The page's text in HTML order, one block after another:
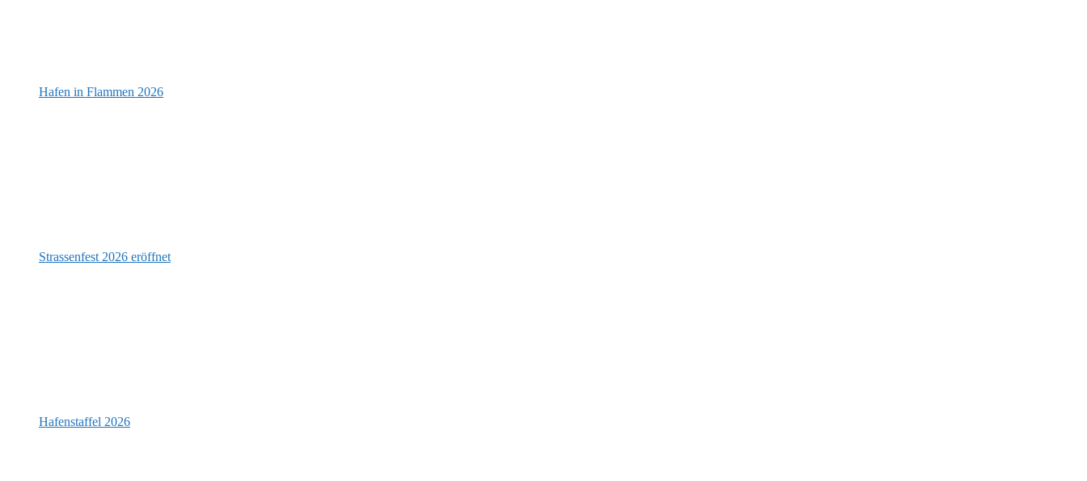
Hafen in Flammen 2026
Strassenfest 2026 eröffnet
Hafenstaffel 2026